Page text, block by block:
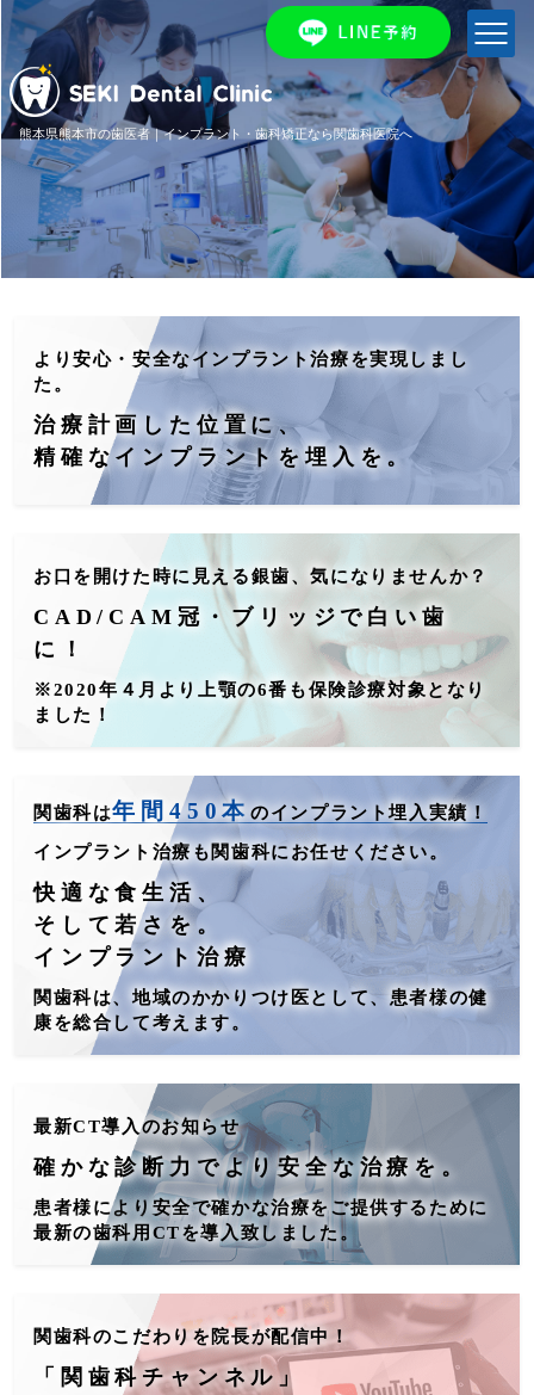
熊本県熊本市の歯医者｜インプラント・歯科矯正なら関歯科医院へ
より安心・安全なインプラント治療を実現しまし
た。
治療計画した位置に、
精確なインプラントを埋入を。
お口を開けた時に見える銀歯、気になりませんか？
CAD/CAM冠・ブリッジで白い歯
に！
※2020年４月より上顎の6番も保険診療対象となり
ました！
関歯科は年間450本のインプラント埋入実績！
インプラント治療も関歯科にお任せください。
快適な食生活、
そして若さを。
インプラント治療
関歯科は、地域のかかりつけ医として、患者様の健
康を総合して考えます。
最新CT導入のお知らせ
確かな診断力でより安全な治療を。
患者様により安全で確かな治療をご提供するために
最新の歯科用CTを導入致しました。
関歯科のこだわりを院長が配信中！
「関歯科チャンネル」